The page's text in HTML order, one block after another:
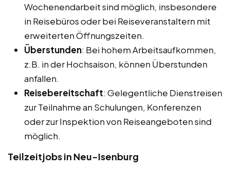
Wochenendarbeit sind möglich, insbesondere
in Reisebüros oder bei Reiseveranstaltern mit
erweiterten Öffnungszeiten.
Überstunden: Bei hohem Arbeitsaufkommen,
z.B. in der Hochsaison, können Überstunden
anfallen.
Reisebereitschaft: Gelegentliche Dienstreisen
zur Teilnahme an Schulungen, Konferenzen
oder zur Inspektion von Reiseangeboten sind
möglich.
Teilzeitjobs in Neu-Isenburg